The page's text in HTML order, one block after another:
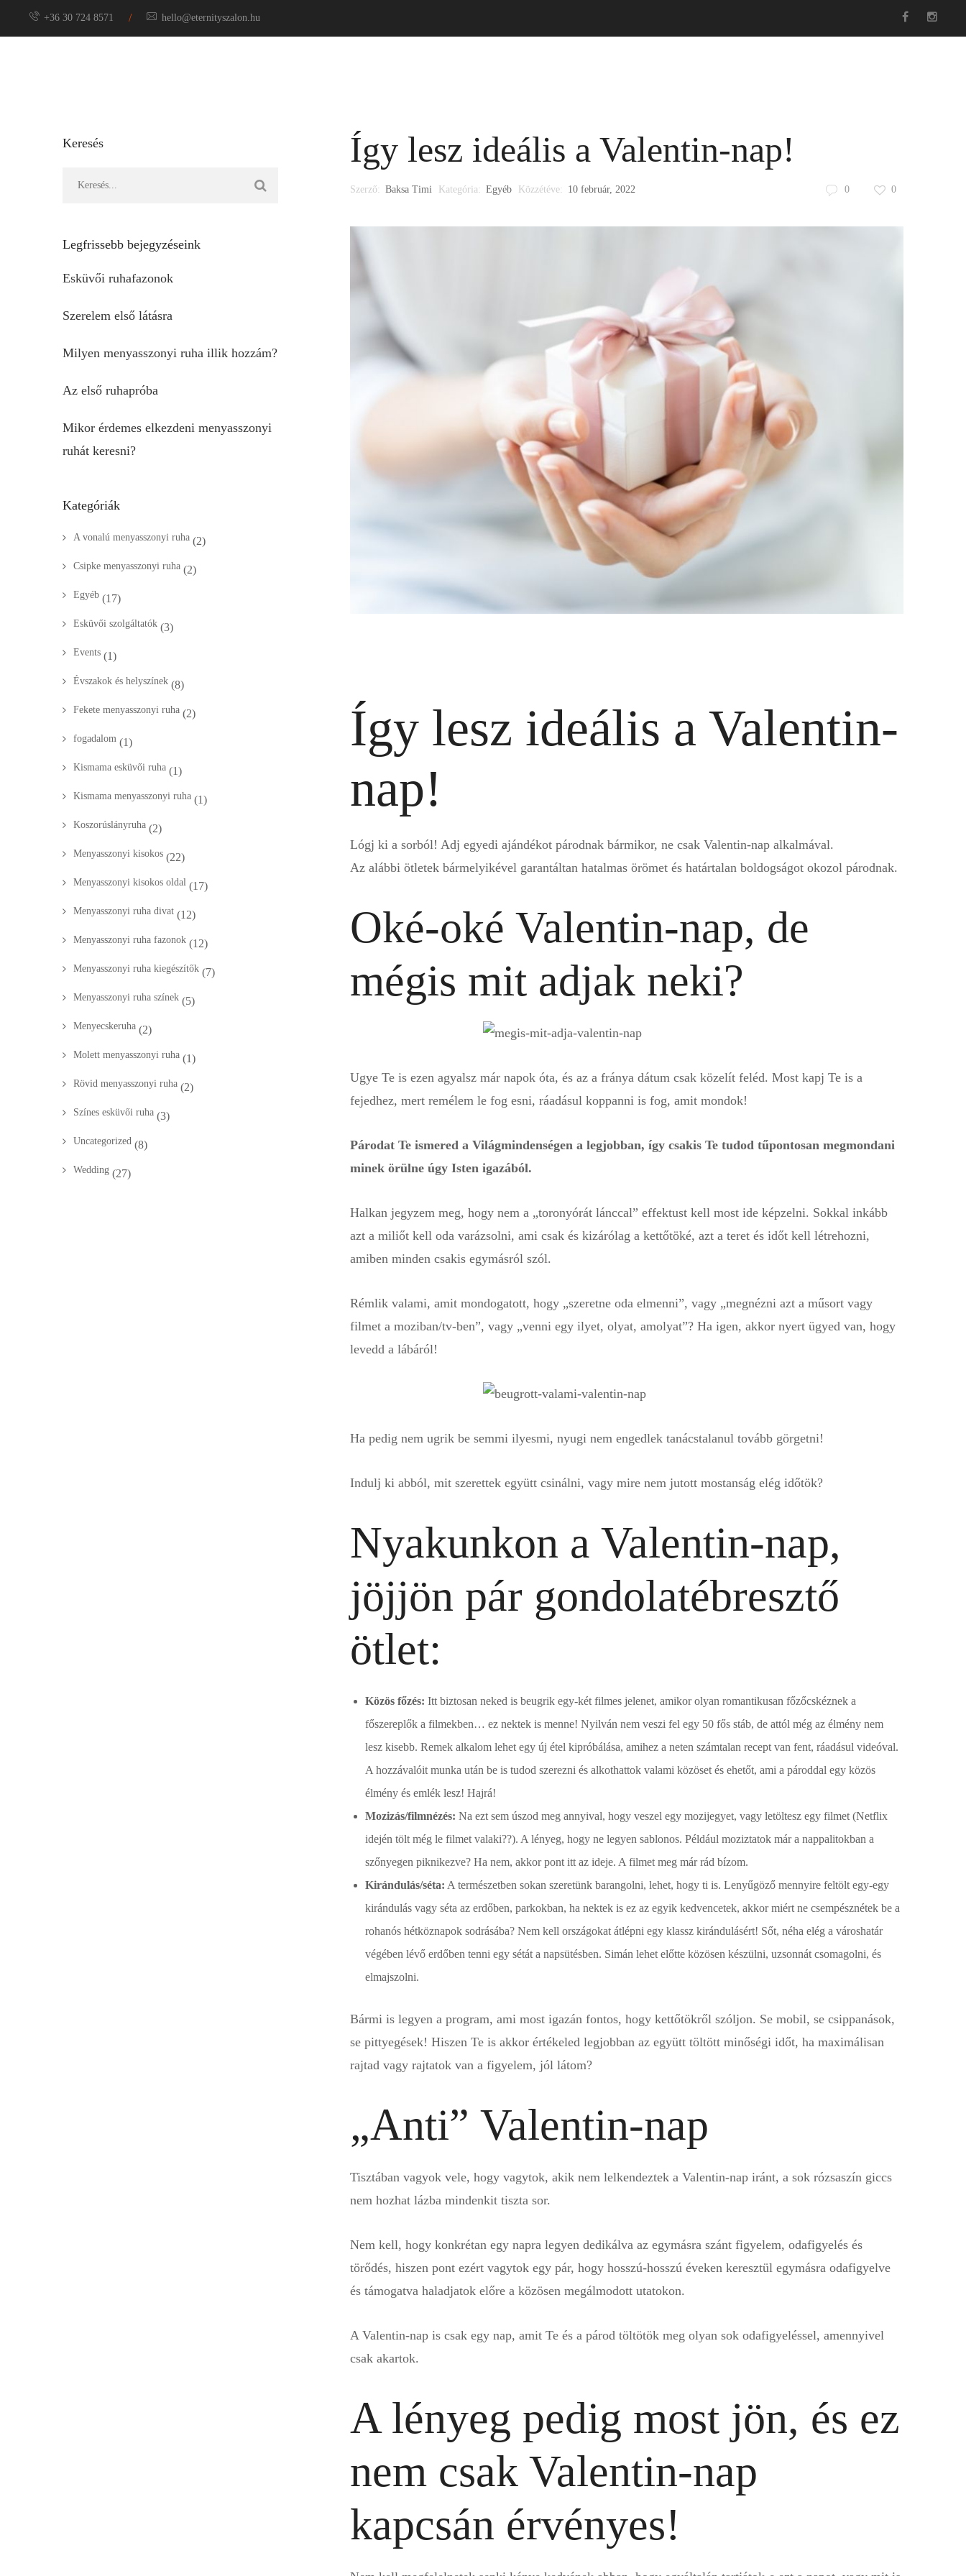
+36 30 724 8571 / hello@eternityszalon.hu
Így lesz ideális a Valentin-nap!
Szerző: Baksa Timi Kategória: Egyéb Közzétéve: 10 február, 2022 0 0
Így lesz ideális a Valentin-
nap!
Lógj ki a sorból! Adj egyedi ajándékot párodnak bármikor, ne csak Valentin-nap alkalmával.
Az alábbi ötletek bármelyikével garantáltan hatalmas örömet és határtalan boldogságot okozol párodnak.
Oké-oké Valentin-nap, de
mégis mit adjak neki?
Ugye Te is ezen agyalsz már napok óta, és az a fránya dátum csak közelít feléd. Most kapj Te is a
fejedhez, mert remélem le fog esni, ráadásul koppanni is fog, amit mondok!
Párodat Te ismered a Világmindenségen a legjobban, így csakis Te tudod tűpontosan megmondani
minek örülne úgy Isten igazából.
Halkan jegyzem meg, hogy nem a „toronyórát lánccal” effektust kell most ide képzelni. Sokkal inkább
azt a miliőt kell oda varázsolni, ami csak és kizárólag a kettőtöké, azt a teret és időt kell létrehozni,
amiben minden csakis egymásról szól.
Rémlik valami, amit mondogatott, hogy „szeretne oda elmenni”, vagy „megnézni azt a műsort vagy
filmet a moziban/tv-ben”, vagy „venni egy ilyet, olyat, amolyat”? Ha igen, akkor nyert ügyed van, hogy
levedd a lábáról!
Ha pedig nem ugrik be semmi ilyesmi, nyugi nem engedlek tanácstalanul tovább görgetni!
Indulj ki abból, mit szerettek együtt csinálni, vagy mire nem jutott mostanság elég időtök?
Nyakunkon a Valentin-nap,
jöjjön pár gondolatébresztő
ötlet:
Közös főzés: Itt biztosan neked is beugrik egy-két filmes jelenet, amikor olyan romantikusan főzőcskéznek a
főszereplők a filmekben… ez nektek is menne! Nyilván nem veszi fel egy 50 fős stáb, de attól még az élmény nem
lesz kisebb. Remek alkalom lehet egy új étel kipróbálása, amihez a neten számtalan recept van fent, ráadásul videóval.
A hozzávalóit munka után be is tudod szerezni és alkothattok valami közöset és ehetőt, ami a pároddal egy közös
élmény és emlék lesz! Hajrá!
Mozizás/filmnézés: Na ezt sem úszod meg annyival, hogy veszel egy mozijegyet, vagy letöltesz egy filmet (Netflix
idején tölt még le filmet valaki??). A lényeg, hogy ne legyen sablonos. Például moziztatok már a nappalitokban a
szőnyegen piknikezve? Ha nem, akkor pont itt az ideje. A filmet meg már rád bízom.
Kirándulás/séta: A természetben sokan szeretünk barangolni, lehet, hogy ti is. Lenyűgöző mennyire feltölt egy-egy
kirándulás vagy séta az erdőben, parkokban, ha nektek is ez az egyik kedvencetek, akkor miért ne csempésznétek be a
rohanós hétköznapok sodrásába? Nem kell országokat átlépni egy klassz kirándulásért! Sőt, néha elég a városhatár
végében lévő erdőben tenni egy sétát a napsütésben. Simán lehet előtte közösen készülni, uzsonnát csomagolni, és
elmajszolni.
Bármi is legyen a program, ami most igazán fontos, hogy kettőtökről szóljon. Se mobil, se csippanások,
se pittyegések! Hiszen Te is akkor értékeled legjobban az együtt töltött minőségi időt, ha maximálisan
rajtad vagy rajtatok van a figyelem, jól látom?
„Anti” Valentin-nap
Tisztában vagyok vele, hogy vagytok, akik nem lelkendeztek a Valentin-nap iránt, a sok rózsaszín giccs
nem hozhat lázba mindenkit tiszta sor.
Nem kell, hogy konkrétan egy napra legyen dedikálva az egymásra szánt figyelem, odafigyelés és
törődés, hiszen pont ezért vagytok egy pár, hogy hosszú-hosszú éveken keresztül egymásra odafigyelve
és támogatva haladjatok előre a közösen megálmodott utatokon.
A Valentin-nap is csak egy nap, amit Te és a párod töltötök meg olyan sok odafigyeléssel, amennyivel
csak akartok.
A lényeg pedig most jön, és ez
nem csak Valentin-nap
kapcsán érvényes!
Keresés
Legfrissebb bejegyzéseink
Esküvői ruhafazonok
Szerelem első látásra
Milyen menyasszonyi ruha illik hozzám?
Az első ruhapróba
Mikor érdemes elkezdeni menyasszonyi
ruhát keresni?
Kategóriák
A vonalú menyasszonyi ruha (2)
Csipke menyasszonyi ruha (2)
Egyéb (17)
Esküvői szolgáltatók (3)
Events (1)
Évszakok és helyszínek (8)
Fekete menyasszonyi ruha (2)
fogadalom (1)
Kismama esküvői ruha (1)
Kismama menyasszonyi ruha (1)
Koszorúslányruha (2)
Menyasszonyi kisokos (22)
Menyasszonyi kisokos oldal (17)
Menyasszonyi ruha divat (12)
Menyasszonyi ruha fazonok (12)
Menyasszonyi ruha kiegészítők (7)
Menyasszonyi ruha színek (5)
Menyecskeruha (2)
Molett menyasszonyi ruha (1)
Rövid menyasszonyi ruha (2)
Színes esküvői ruha (3)
Uncategorized (8)
Wedding (27)